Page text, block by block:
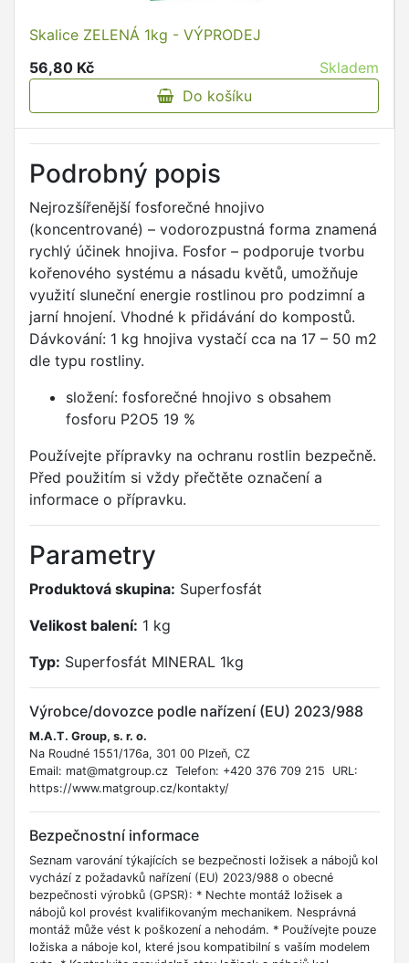
Skalice ZELENÁ 1kg - VÝPRODEJ
56,80 Kč
Skladem
Do košíku
Podrobný popis
Nejrozšířenější fosforečné hnojivo
(koncentrované) – vodorozpustná forma znamená
rychlý účinek hnojiva. Fosfor – podporuje tvorbu
kořenového systému a násadu květů, umožňuje
využití sluneční energie rostlinou pro podzimní a
jarní hnojení. Vhodné k přidávání do kompostů.
Dávkování: 1 kg hnojiva vystačí cca na 17 – 50 m2
dle typu rostliny.
složení: fosforečné hnojivo s obsahem
fosforu P2O5 19 %
Používejte přípravky na ochranu rostlin bezpečně.
Před použitím si vždy přečtěte označení a
informace o přípravku.
Parametry
Produktová skupina: Superfosfát
Velikost balení: 1 kg
Typ: Superfosfát MINERAL 1kg
Výrobce/dovozce podle nařízení (EU) 2023/988
M.A.T. Group, s. r. o.
Na Roudné 1551/176a, 301 00 Plzeň, CZ
Email: mat@matgroup.cz Telefon: +420 376 709 215 URL:
https://www.matgroup.cz/kontakty/
Bezpečnostní informace
Seznam varování týkajících se bezpečnosti ložisek a nábojů kol
vychází z požadavků nařízení (EU) 2023/988 o obecné
bezpečnosti výrobků (GPSR): * Nechte montáž ložisek a
nábojů kol provést kvalifikovaným mechanikem. Nesprávná
montáž může vést k poškození a nehodám. * Používejte pouze
ložiska a náboje kol, které jsou kompatibilní s vaším modelem